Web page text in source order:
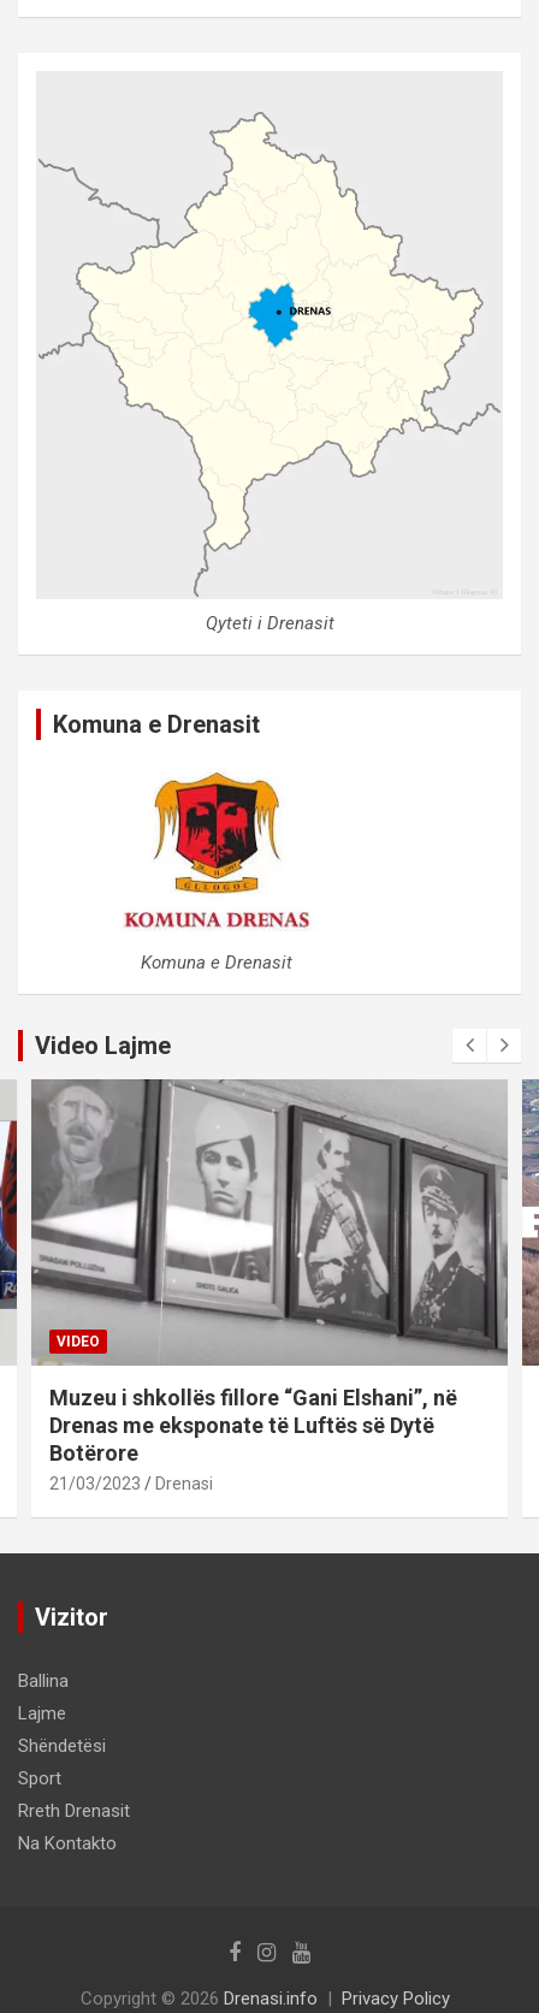
Qyteti i Drenasit
Komuna e Drenasit
Komuna e Drenasit
Video Lajme
VIDEO
Muzeu i shkollës fillore “Gani Elshani”, në
Drenas me eksponate të Luftës së Dytë
Botërore
21/03/2023 Drenasi
Vizitor
Ballina
Lajme
Shëndetësi
Sport
Rreth Drenasit
Na Kontakto
Copyright © 2026 Drenasi.info Privacy Policy